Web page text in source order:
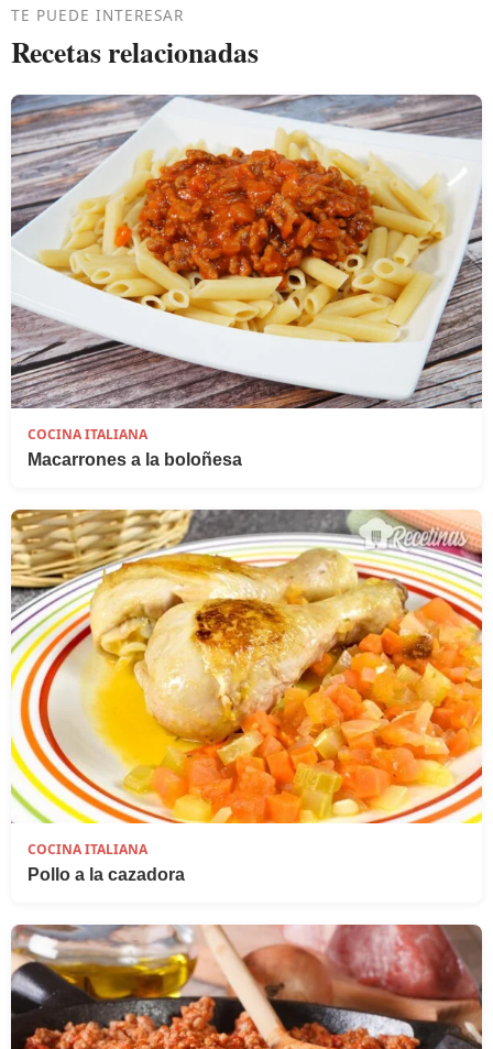
TE PUEDE INTERESAR
Recetas relacionadas
COCINA ITALIANA
Macarrones a la boloñesa
COCINA ITALIANA
Pollo a la cazadora